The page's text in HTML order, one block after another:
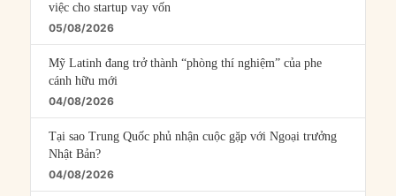
việc cho startup vay vốn
05/08/2026
Mỹ Latinh đang trở thành “phòng thí nghiệm” của phe
cánh hữu mới
04/08/2026
Tại sao Trung Quốc phủ nhận cuộc gặp với Ngoại trưởng
Nhật Bản?
04/08/2026